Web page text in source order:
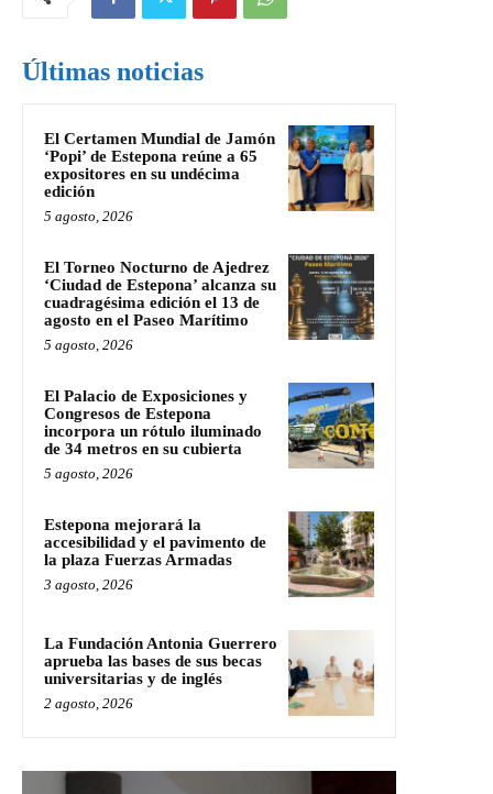
Últimas noticias
El Certamen Mundial de Jamón
‘Popi’ de Estepona reúne a 65
expositores en su undécima
edición
5 agosto, 2026
El Torneo Nocturno de Ajedrez
‘Ciudad de Estepona’ alcanza su
cuadragésima edición el 13 de
agosto en el Paseo Marítimo
5 agosto, 2026
El Palacio de Exposiciones y
Congresos de Estepona
incorpora un rótulo iluminado
de 34 metros en su cubierta
5 agosto, 2026
Estepona mejorará la
accesibilidad y el pavimento de
la plaza Fuerzas Armadas
3 agosto, 2026
La Fundación Antonia Guerrero
aprueba las bases de sus becas
universitarias y de inglés
2 agosto, 2026